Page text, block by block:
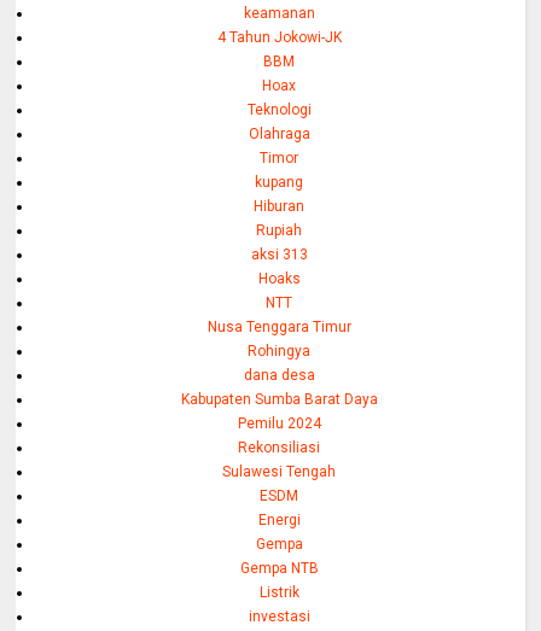
keamanan
4 Tahun Jokowi-JK
BBM
Hoax
Teknologi
Olahraga
Timor
kupang
Hiburan
Rupiah
aksi 313
Hoaks
NTT
Nusa Tenggara Timur
Rohingya
dana desa
Kabupaten Sumba Barat Daya
Pemilu 2024
Rekonsiliasi
Sulawesi Tengah
ESDM
Energi
Gempa
Gempa NTB
Listrik
investasi